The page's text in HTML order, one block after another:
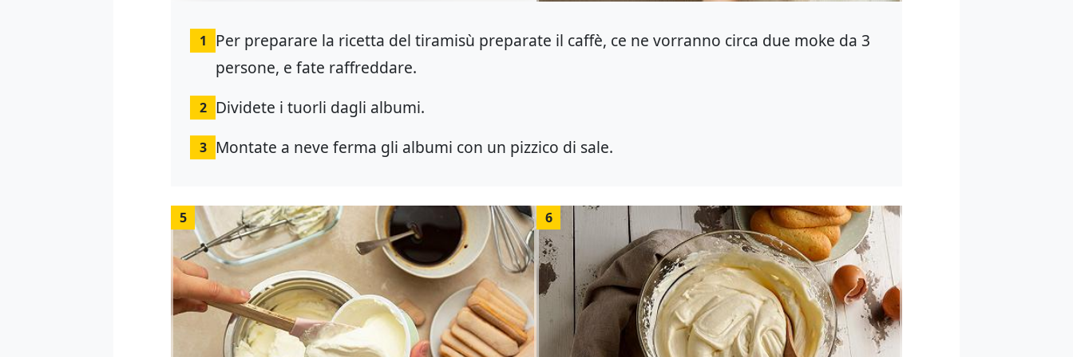
1
Per preparare la ricetta del tiramisù preparate il caffè, ce ne vorranno circa due moke da 3
persone, e fate raffreddare.
2 Dividete i tuorli dagli albumi.
3 Montate a neve ferma gli albumi con un pizzico di sale.
5 6